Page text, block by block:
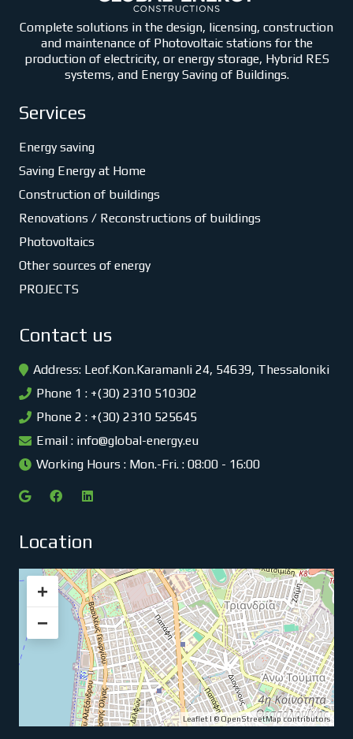
Complete solutions in the design, licensing, construction
and maintenance of Photovoltaic stations for the
production of electricity, or energy storage, Hybrid RES
systems, and Energy Saving of Buildings.
Services
Energy saving
Saving Energy at Home
Construction of buildings
Renovations / Reconstructions of buildings
Photovoltaics
Other sources of energy
PROJECTS
Contact us
Address: Leof.Kon.Karamanli 24, 54639, Thessaloniki
Phone 1 : +(30) 2310 510302
Phone 2 : +(30) 2310 525645
Email : info@global-energy.eu
Working Hours : Mon.-Fri. : 08:00 - 16:00
Location
+
−
Leaflet | ©OpenStreetMapcontributors